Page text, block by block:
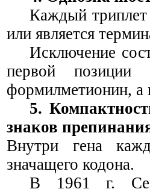
Каждый
или является
Исключение
первой позиции
формилметионин, а
5.
знаков
Внутри гена
значащего кодона.
В 1961 г.